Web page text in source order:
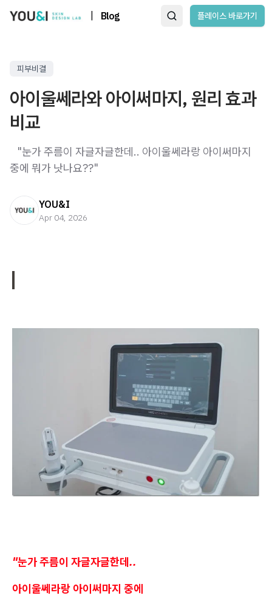
Blog 플레이스 바로가기
피부비결
아이울쎄라와 아이써마지, 원리 효과
비교
​ ​ ​ "눈가 주름이 자글자글한데.. 아이울쎄라랑 아이써마지
중에 뭐가 낫나요??" ​
YOU&I
Apr 04, 2026
"눈가 주름이 자글자글한데..
아이울쎄라랑 아이써마지 중에